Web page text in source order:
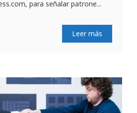
para señalar patrone...
Leer más